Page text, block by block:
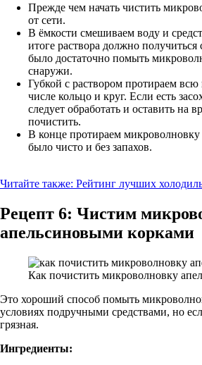
Прежде чем начать чистить
от сети.
В ёмкости смешиваем воду и
итоге раствора должно получиться
было достаточно помыть
снаружи.
Губкой с раствором протираем
числе кольцо и круг. Если есть
следует обработать и оставить на
почистить.
В конце протираем
было чисто и без запахов.
Читайте также: Рейтинг лучших
Рецепт 6: Чистим
апельсиновыми корками
Как почистить микроволновку
Это хороший способ помыть
условиях подручными средствами, но
грязная.
Ингредиенты: